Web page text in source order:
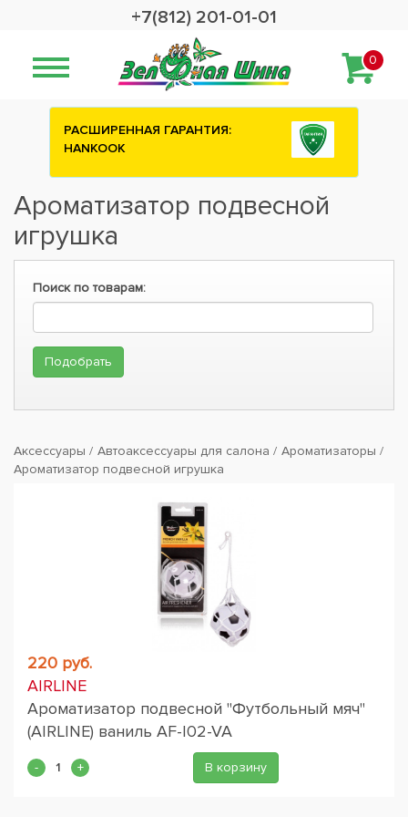
+7(812) 201-01-01
0
РАСШИРЕННАЯ ГАРАНТИЯ:
HANKOOK
Ароматизатор подвесной
игрушка
Поиск по товарам:
Аксессуары Автоаксессуары для салона
Ароматизаторы
Ароматизатор подвесной игрушка
220 руб.
AIRLINE
Ароматизатор подвесной "Футбольный мяч"
(AIRLINE) ваниль AF-I02-VA
В корзину